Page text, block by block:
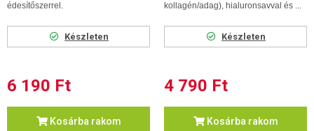
édesítőszerrel.
Készleten
6 190 Ft
Kosárba rakom
kollagén/adag), hialuronsavval és ...
Készleten
4 790 Ft
Kosárba rakom